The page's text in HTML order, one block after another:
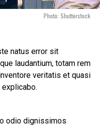
Photo: Shutterstock
natus error sit
laudantium, totam rem
veritatis et quasi
odio dignissimos